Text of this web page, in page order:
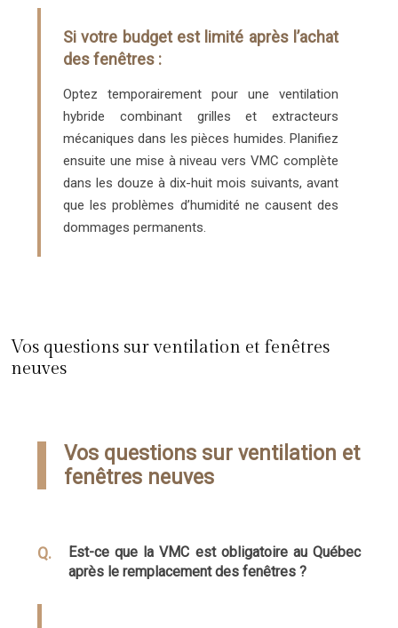
Si votre budget est limité après l’achat
des fenêtres :
Optez temporairement pour une ventilation
hybride combinant grilles et extracteurs
mécaniques dans les pièces humides. Planifiez
ensuite une mise à niveau vers VMC complète
dans les douze à dix-huit mois suivants, avant
que les problèmes d’humidité ne causent des
dommages permanents.
Vos questions sur ventilation et fenêtres
neuves
Vos questions sur ventilation et
fenêtres neuves
Est-ce que la VMC est obligatoire au Québec
après le remplacement des fenêtres ?